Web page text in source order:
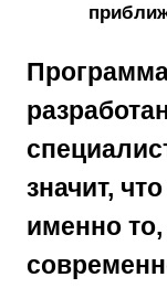
значит,
именно